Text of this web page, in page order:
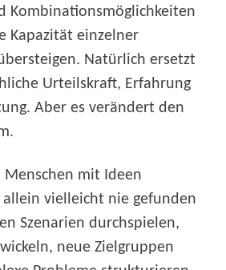
Kombinationsmöglichkeiten
Kapazität einzelner
Natürlich ersetzt
Urteilskraft, Erfahrung
Aber es verändert den
Menschen mit Ideen
vielleicht nie gefunden
Szenarien durchspielen,
neue Zielgruppen